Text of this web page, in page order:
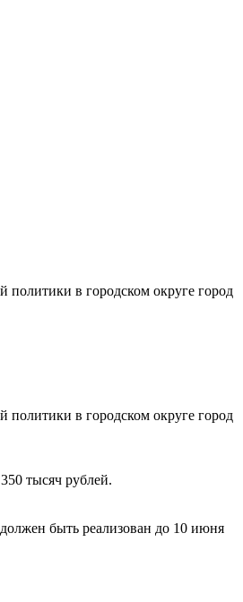
в городском округе город
в городском округе город
тысяч рублей.
быть реализован до 10 июня